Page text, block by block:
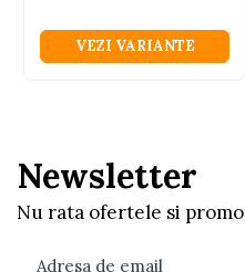
VEZI VARIANTE
Newsletter
Nu rata ofertele si